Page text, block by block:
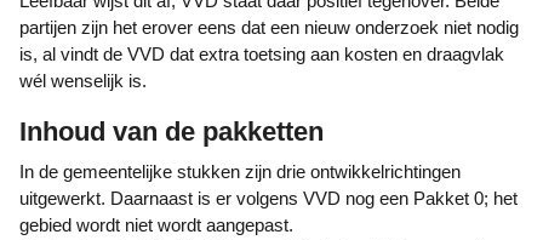
partijen zijn het erover eens dat een nieuw onderzoek niet nodig
is, al vindt de VVD dat extra toetsing aan kosten en draagvlak
wél wenselijk is.
Inhoud van de pakketten
In de gemeentelijke stukken zijn drie ontwikkelrichtingen
uitgewerkt. Daarnaast is er volgens VVD nog een Pakket 0; het
gebied wordt niet wordt aangepast.